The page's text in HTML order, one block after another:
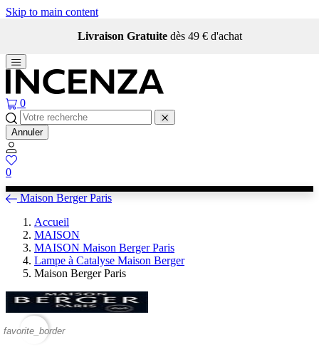
Skip to main content
Livraison Gratuite dès 49 € d'achat
0
Annuler
0
Maison Berger Paris
Accueil
MAISON
MAISON Maison Berger Paris
Lampe à Catalyse Maison Berger
Maison Berger Paris
favorite_border